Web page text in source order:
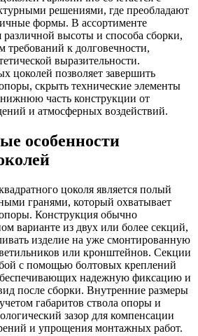
решениями, где преобладают
формы. В ассортименте
высоты и способа сборки,
требований к долговечности,
выразительности.
цоколей позволяет завершить
скрыть технические элементы
часть конструкции от
и атмосферных воздействий.
особенности
цоколя является полый
гранями, который охватывает
Конструкция обычно
варианте из двух или более секций,
изделие на уже смонтированную
или кронштейнов. Секции
с помощью болтовых креплений
надежную фиксацию и
после сборки. Внутренние размеры
габаритов ствола опоры и
зазор для компенсации
и упрощения монтажных работ.